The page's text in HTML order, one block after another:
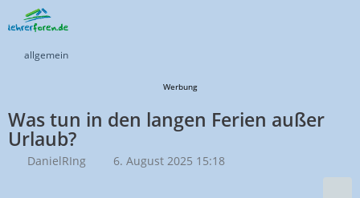
allgemein
Werbung
Was tun in den langen Ferien außer
Urlaub?
DanielRIng 6. August 2025 15:18